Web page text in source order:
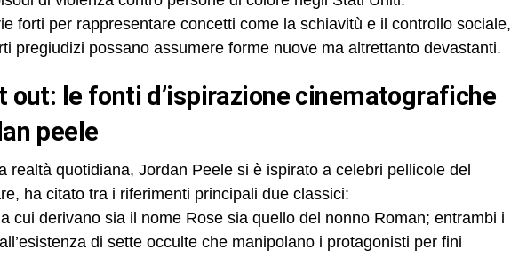
forti per rappresentare concetti come la schiavitù e il controllo sociale,
pregiudizi possano assumere forme nuove ma altrettanto devastanti.
peele
realtà quotidiana, Jordan Peele si è ispirato a celebri pellicole del
ha citato tra i riferimenti principali due classici:
cui derivano sia il nome Rose sia quello del nonno Roman; entrambi i
di sette occulte che manipolano i protagonisti per fini